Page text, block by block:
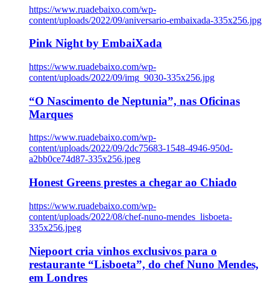
https://www.ruadebaixo.com/wp-
content/uploads/2022/09/aniversario-embaixada-335x256.jpg
Pink Night by EmbaiXada
https://www.ruadebaixo.com/wp-
content/uploads/2022/09/img_9030-335x256.jpg
“O Nascimento de Neptunia”, nas Oficinas
Marques
https://www.ruadebaixo.com/wp-
content/uploads/2022/09/2dc75683-1548-4946-950d-
a2bb0ce74d87-335x256.jpeg
Honest Greens prestes a chegar ao Chiado
https://www.ruadebaixo.com/wp-
content/uploads/2022/08/chef-nuno-mendes_lisboeta-
335x256.jpeg
Niepoort cria vinhos exclusivos para o
restaurante “Lisboeta”, do chef Nuno Mendes,
em Londres